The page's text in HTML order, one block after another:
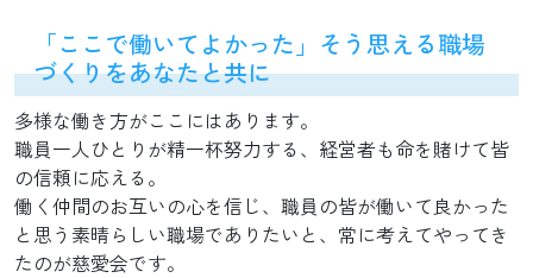
「ここで働いてよかった」そう思える職場
づくりをあなたと共に
多様な働き方がここにはあります。
職員一人ひとりが精一杯努力する、経営者も命を賭けて皆
の信頼に応える。
働く仲間のお互いの心を信じ、職員の皆が働いて良かった
と思う素晴らしい職場でありたいと、常に考えてやってき
たのが慈愛会です。